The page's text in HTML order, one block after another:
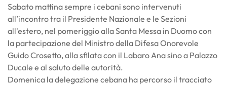
Sabato mattina sempre i cebani sono intervenuti
all’incontro tra il Presidente Nazionale e le Sezioni
all'estero, nel pomeriggio alla Santa Messa in Duomo con
la partecipazione del Ministro della Difesa Onorevole
Guido Crosetto, alla sfilata con il Labaro Ana sino a Palazzo
Ducale e al saluto delle autorità.
Domenica la delegazione cebana ha percorso il tracciato